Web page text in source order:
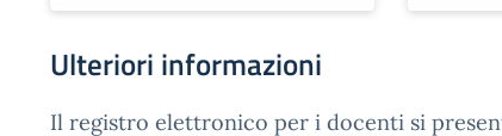
Ulteriori informazioni
Il registro elettronico per i docenti si